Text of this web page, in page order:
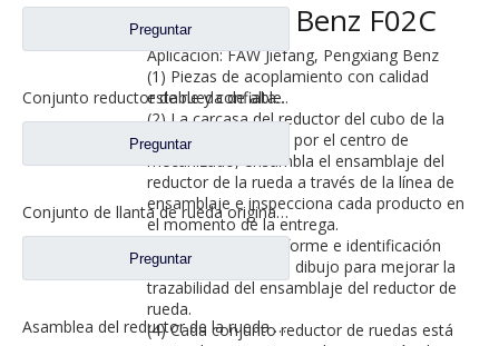
Preguntar
Conjunto reductor de rueda de alta calidad para repuestos FAW Aowei 2405035-A6E
Preguntar
Conjunto de llanta de rueda original para FAW Aowei Auto Truck Repuestos 2405035-AOE
Preguntar
Asamblea del reductor de la rueda para los recambios 2405-5801824432 del camión de Saic Hongyan H8B
Pengxiang Benz F02C
Aplicación: FAW Jiefang, Pengxiang Benz
(1) Piezas de acoplamiento con calidad
estable y confiable.
(2) La carcasa del reductor del cubo de la
rueda es procesada por el centro de
mecanizado, ensambla el ensamblaje del
reductor de la rueda a través de la línea de
ensamblaje e inspecciona cada producto en
el momento de la entrega.
(3) Codificación uniforme e identificación
clara del número de dibujo para mejorar la
trazabilidad del ensamblaje del reductor de
rueda.
(4) Cada conjunto reductor de ruedas está